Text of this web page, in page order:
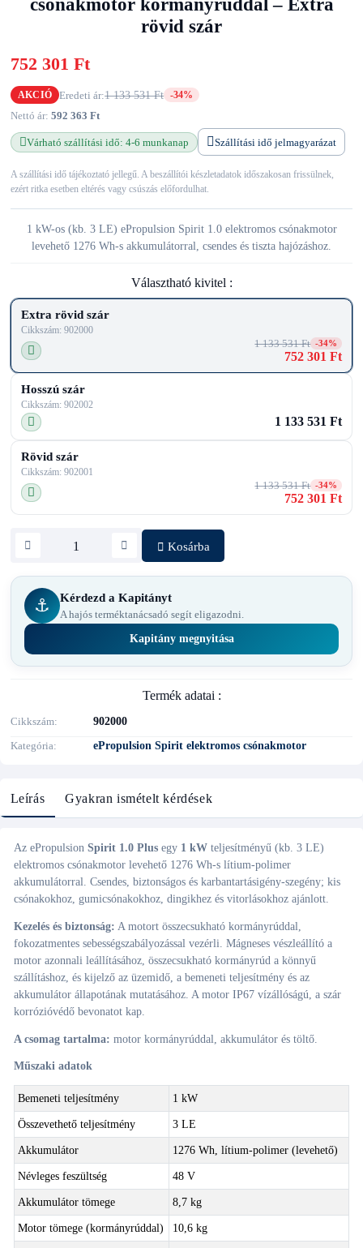
rövid szár
752 301 Ft
AKCIÓ Eredeti ár:1 133 531 Ft -34%
Nettó ár: 592 363 Ft
Várható szállítási idő: 4-6 munkanap Szállítási idő jelmagyarázat
A szállítási idő tájékoztató jellegű. A beszállítói készletadatok időszakosan frissülnek,
ezért ritka esetben eltérés vagy csúszás előfordulhat.
1 kW-os (kb. 3 LE) ePropulsion Spirit 1.0 elektromos csónakmotor
levehető 1276 Wh-s akkumulátorral, csendes és tiszta hajózáshoz.
Választható kivitel :
Extra rövid szár
Cikkszám: 902000
1 133 531 Ft -34%
752 301 Ft
Hosszú szár
Cikkszám: 902002
1 133 531 Ft
Rövid szár
Cikkszám: 902001
1 133 531 Ft -34%
752 301 Ft
Kosárba
⚓ Kérdezd a Kapitányt
A hajós terméktanácsadó segít eligazodni.
Kapitány megnyitása
Termék adatai :
Cikkszám
902000
Kategória
ePropulsion Spirit elektromos csónakmotor
Leírás Gyakran ismételt kérdések
Az ePropulsion Spirit 1.0 Plusegy 1 kWteljesítményű (kb. 3 LE)
elektromos csónakmotor levehető 1276 Wh-s lítium-polimer
akkumulátorral. Csendes, biztonságos és karbantartásigény-szegény; kis
csónakokhoz, gumicsónakokhoz, dingikhez és vitorlásokhoz ajánlott.
Kezelés és biztonság: A motort összecsukható kormányrúddal,
fokozatmentes sebességszabályozással vezérli. Mágneses vészleállító a
motor azonnali leállításához, összecsukható kormányrúd a könnyű
szállításhoz, és kijelző az üzemidő, a bemeneti teljesítmény és az
akkumulátor állapotának mutatásához. A motor IP67 vízállóságú, a szár
korrózióvédő bevonatot kap.
A csomag tartalma: motor kormányrúddal, akkumulátor és töltő.
Műszaki adatok
Bemeneti teljesítmény 1 kW
Összevethető teljesítmény 3 LE
Akkumulátor 1276 Wh, lítium-polimer (levehető)
Névleges feszültség 48 V
Akkumulátor tömege 8,7 kg
Motor tömege (kormányrúddal) 10,6 kg